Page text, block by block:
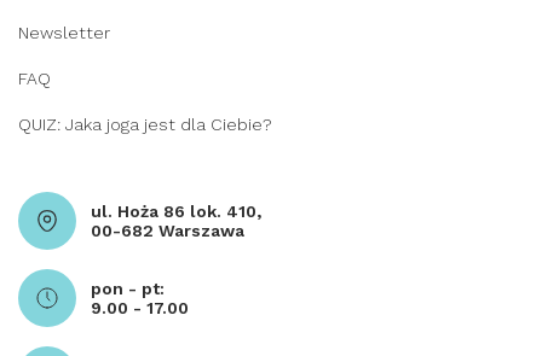
Newsletter
FAQ
QUIZ: Jaka joga jest dla Ciebie?
ul. Hoża 86 lok. 410,
00-682 Warszawa
pon - pt:
9.00 - 17.00